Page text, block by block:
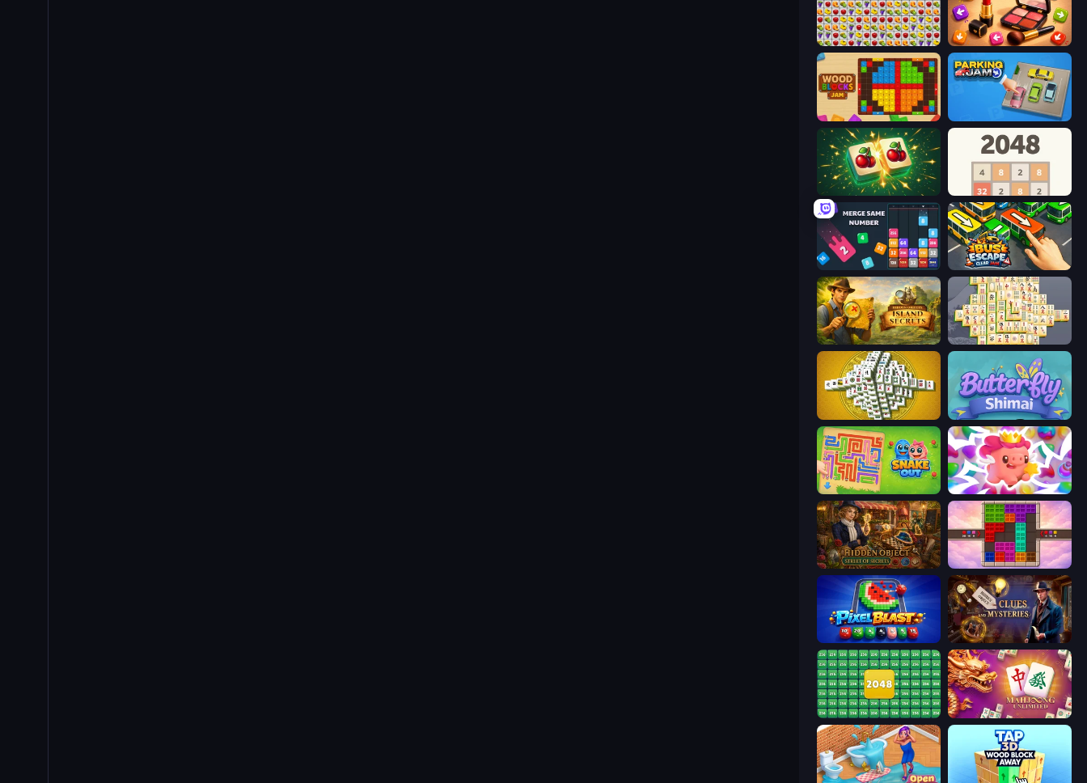
Same Game Fruit Collapse Tap Gallery
Wood Blocks Jam
Mahjong Puzzle: Tile Match 2048
Drop & Merge the Numbers Bus Escape: Clear Jam
Hidden Objects: Island Secrets Mahjong Online
Mahjong Tower Butterfly Shimai
Snake Out: Maze Escape Match Arena
Hidden Object: Street Of Secrets Color Cube Puzzle
Pixel Blast Hidden Object: Clues and Mysteries
2048 Merge Blocks Mahjong Unlimited